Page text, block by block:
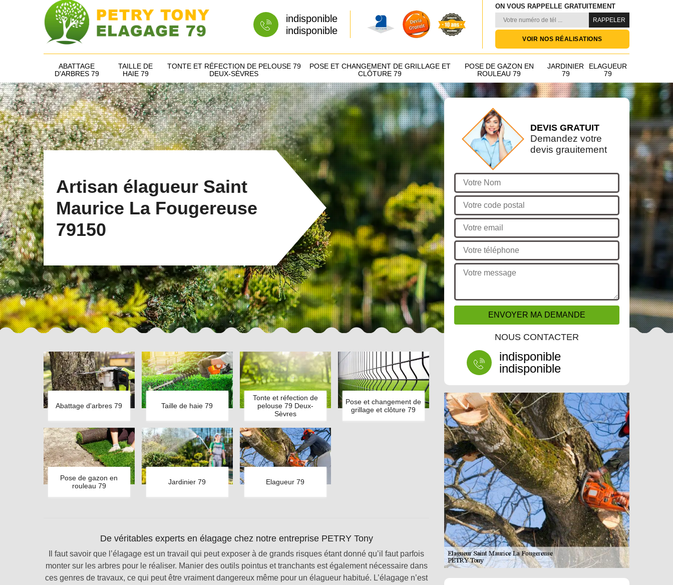
indisponible
indisponible
ON VOUS RAPPELLE GRATUITEMENT
VOIR NOS RÉALISATIONS
ABATTAGE
D'ARBRES 79
TAILLE DE
HAIE 79
TONTE ET RÉFECTION DE PELOUSE 79
DEUX-SÈVRES
POSE ET CHANGEMENT DE GRILLAGE ET
CLÔTURE 79
POSE DE GAZON EN
ROULEAU 79
JARDINIER
79
ELAGUEUR
79
Artisan élagueur Saint
Maurice La Fougereuse
79150
Abattage d'arbres 79 Taille de haie 79
Tonte et réfection de
pelouse 79 Deux-
Sèvres
Pose et changement de
grillage et clôture 79
Pose de gazon en
rouleau 79
Jardinier 79 Elagueur 79
De véritables experts en élagage chez notre entreprise PETRY Tony
Il faut savoir que l’élagage est un travail qui peut exposer à de grands risques étant donné qu’il faut parfois
monter sur les arbres pour le réaliser. Manier des outils pointus et tranchants est également nécessaire dans
ces genres de travaux, ce qui peut être vraiment dangereux même pour un élagueur habitué. L’élagage n’est
DEVIS GRATUIT
Demandez votre
devis grauitement
NOUS CONTACTER
indisponible
indisponible